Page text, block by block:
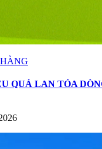
QUẢ LAN TỎA